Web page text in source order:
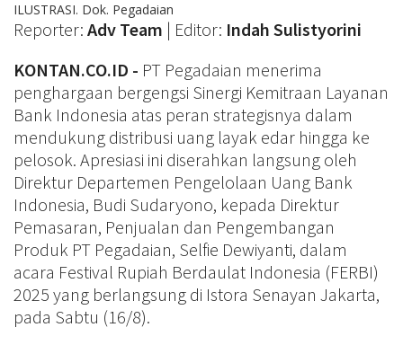
ILUSTRASI. Dok. Pegadaian
Reporter: Adv Team | Editor: Indah Sulistyorini
KONTAN.CO.ID - PT Pegadaian menerima
penghargaan bergengsi Sinergi Kemitraan Layanan
Bank Indonesia atas peran strategisnya dalam
mendukung distribusi uang layak edar hingga ke
pelosok. Apresiasi ini diserahkan langsung oleh
Direktur Departemen Pengelolaan Uang Bank
Indonesia, Budi Sudaryono, kepada Direktur
Pemasaran, Penjualan dan Pengembangan
Produk PT Pegadaian, Selfie Dewiyanti, dalam
acara Festival Rupiah Berdaulat Indonesia (FERBI)
2025 yang berlangsung di Istora Senayan Jakarta,
pada Sabtu (16/8).